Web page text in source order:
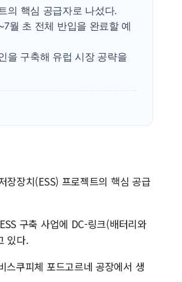
유럽증시, 견조한 실적 소화하며
리투아니아 국방 "러, 우크라 드론
구광모, 내주 실리콘밸리서 젠슨
의 핵심 공급자로 나섰다.
월 초 전체 반입을 완료할 예
을 구축해 유럽 시장 공략을
장장치(ESS) 프로젝트의 핵심 공급
구축 사업에 DC-링크(배터리와
있다.
스쿠피체 포드고르네 공장에서 생